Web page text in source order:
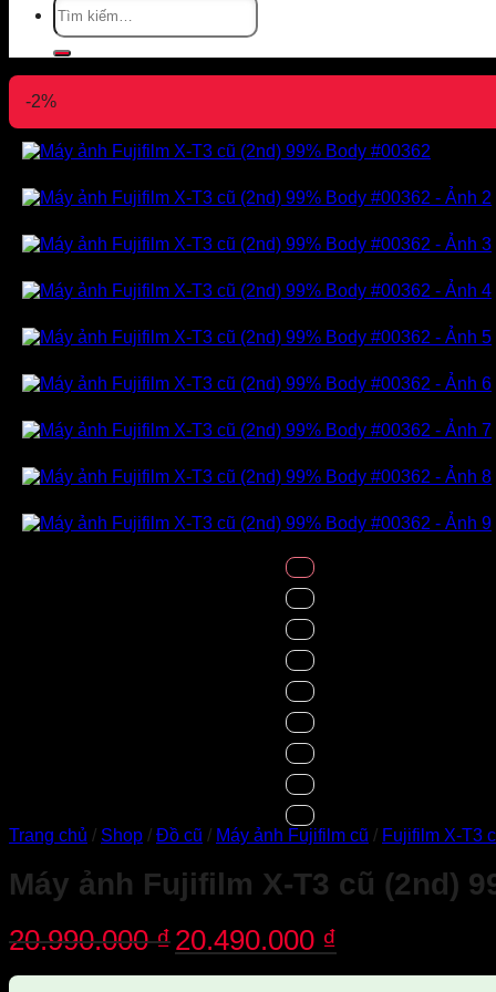
kiếm:
-2%
Trang chủ / Shop / Đồ cũ / Máy ảnh Fujifilm cũ / Fujifilm X-T3
Máy ảnh Fujifilm X-T3 cũ (2nd)
20.990.000₫ Giá
gốc
là:
20.490.000 ₫hiện
tại